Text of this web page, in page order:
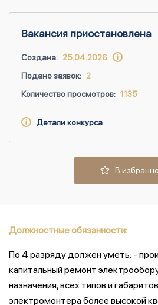
Вакансия приостановлена
Создана: 25.04.2026
Подано заявок: 2
Количество просмотров: 1135
Детали конкурса
В
Должностные обязанности:
По 4 разряду должен уметь: -
капитальный ремонт
назначения, всех типов и
электромонтера более высокой